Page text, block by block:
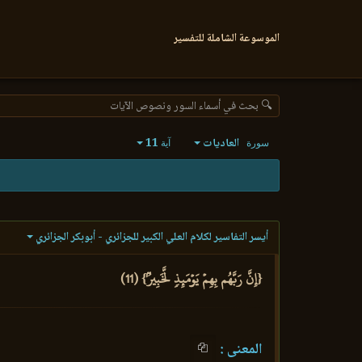
الموسوعة الشاملة للتفسير
🔍 بحث في أسماء السور ونصوص الآيات
سورة العاديات آية 11
أيسر التفاسير لكلام العلي الكبير للجزائري - أبوبكر الجزائري
{إِنَّ رَبَّهُم بِهِمۡ يَوۡمَئِذٖ لَّخَبِيرُۢ} (11)
المعنى :